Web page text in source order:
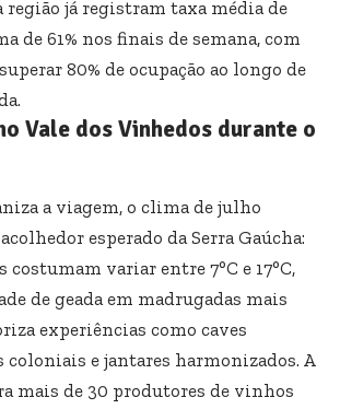
região já registram taxa média de
de 61% nos finais de semana, com
80% de ocupação ao longo de
Vale dos Vinhedos durante o
a viagem, o clima de julho
esperado da Serra Gaúcha:
costumam variar entre 7°C e 17°C,
de geada em madrugadas mais
experiências como caves
coloniais e jantares harmonizados. A
mais de 30 produtores de vinhos